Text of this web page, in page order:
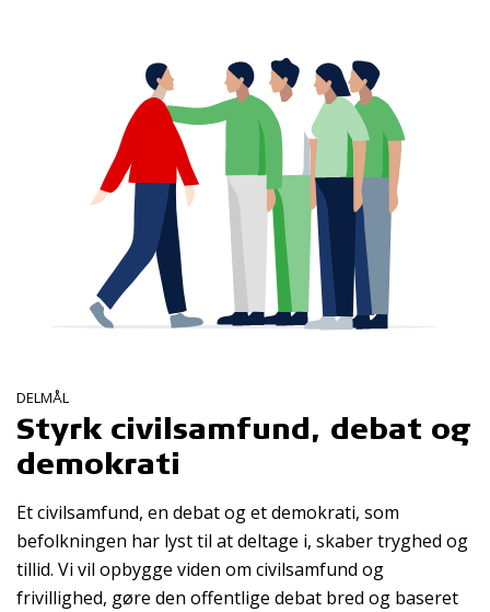
DELMÅL
Styrk civilsamfund, debat og
demokrati
Et civilsamfund, en debat og et demokrati, som
befolkningen har lyst til at deltage i, skaber tryghed og
tillid. Vi vil opbygge viden om civilsamfund og
frivillighed, gøre den offentlige debat bred og baseret